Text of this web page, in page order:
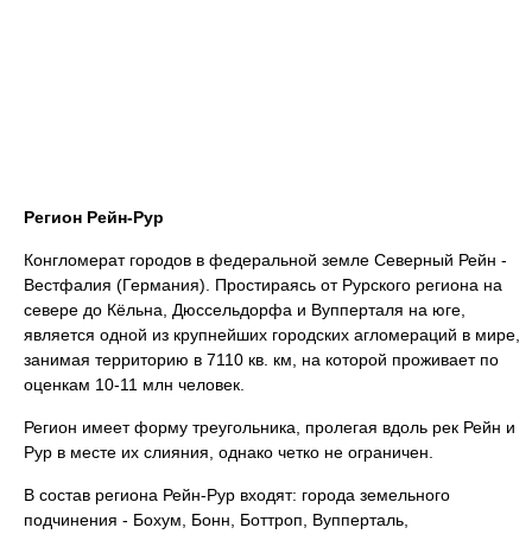
Регион Рейн-Рур
Конгломерат городов в федеральной земле Северный Рейн ‑
Вестфалия (Германия). Простираясь от Рурского региона на
севере до Кёльна, Дюссельдорфа и Вупперталя на юге,
является одной из крупнейших городских агломераций в мире,
занимая территорию в 7110 кв. км, на которой проживает по
оценкам 10-11 млн человек.
Регион имеет форму треугольника, пролегая вдоль рек Рейн и
Рур в месте их слияния, однако четко не ограничен.
В состав региона Рейн-Рур входят: города земельного
подчинения - Бохум, Бонн, Боттроп, Вупперталь,